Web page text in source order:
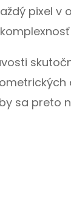
pixel
sa preto